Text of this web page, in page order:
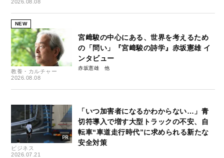
2026.08.08
NEW
教養・カルチャー
2026.08.08
宮﨑駿の中心にある、世界を考えるため
の「問い」『宮﨑駿の詩学』赤坂憲雄 イ
ンタビュー
赤坂憲雄
ビジネス
2026.07.21
「いつ加害者になるかわからない…」青
切符導入で増す大型トラックの不安、自
転車“車道走行時代”に求められる新たな
安全対策